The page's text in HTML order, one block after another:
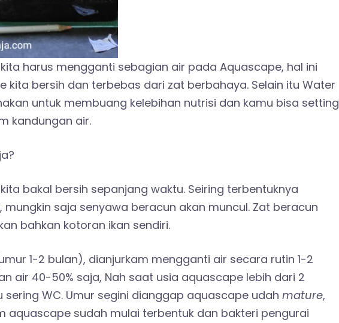
harus mengganti sebagian air pada Aquascape, hal ini
kita bersih dan terbebas dari zat berbahaya. Selain itu Water
untuk membuang kelebihan nutrisi dan kamu bisa setting
kandungan air.
bakal bersih sepanjang waktu. Seiring terbentuknya
saja senyawa beracun akan muncul. Zat beracun
bahkan kotoran ikan sendiri.
1-2 bulan), dianjurkam mengganti air secara rutin 1-2
air 40-50% saja, Nah saat usia aquascape lebih dari 2
WC. Umur segini dianggap aquascape udah mature,
aquascape sudah mulai terbentuk dan bakteri pengurai